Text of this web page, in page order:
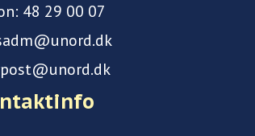
48 29 00 07